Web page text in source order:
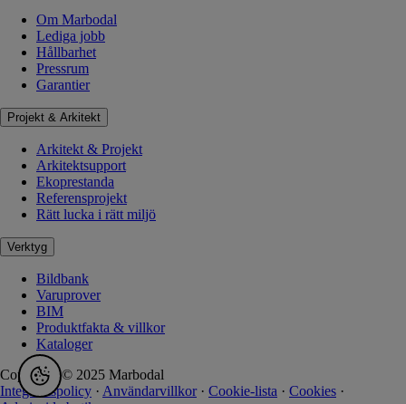
Om Marbodal
Lediga jobb
Hållbarhet
Pressrum
Garantier
Projekt & Arkitekt
Arkitekt & Projekt
Arkitektsupport
Ekoprestanda
Referensprojekt
Rätt lucka i rätt miljö
Verktyg
Bildbank
Varuprover
BIM
Produktfakta & villkor
Kataloger
Copyright © 2025 Marbodal
Integritetspolicy · Användarvillkor · Cookie-lista · Cookies ·